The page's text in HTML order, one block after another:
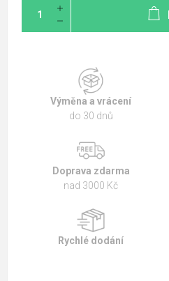
Výměna a vrácení
do 30 dnů
Doprava zdarma
nad 3000 Kč
Rychlé dodání